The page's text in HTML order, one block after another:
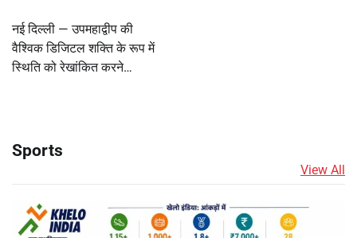
नई दिल्ली — उपमहाद्वीप की
वैश्विक डिजिटल शक्ति के रूप में
स्थिति को रेखांकित करने…
Sports
View All